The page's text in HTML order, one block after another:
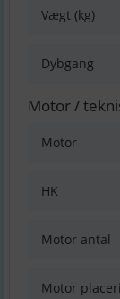
Vægt (kg)
Dybgang
Motor /
Motor
HK
Motor antal
Motor